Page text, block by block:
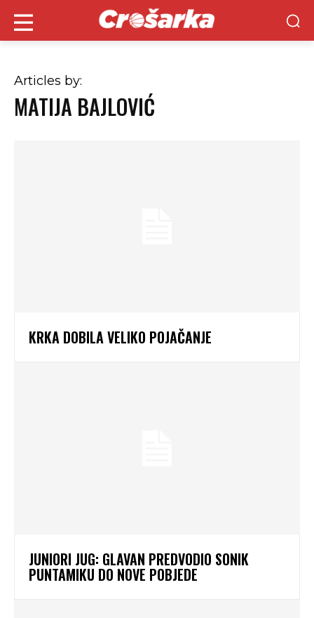
Articles by:
MATIJA BAJLOVIĆ
KRKA DOBILA VELIKO POJAČANJE
JUNIORI JUG: GLAVAN PREDVODIO SONIK
PUNTAMIKU DO NOVE POBJEDE